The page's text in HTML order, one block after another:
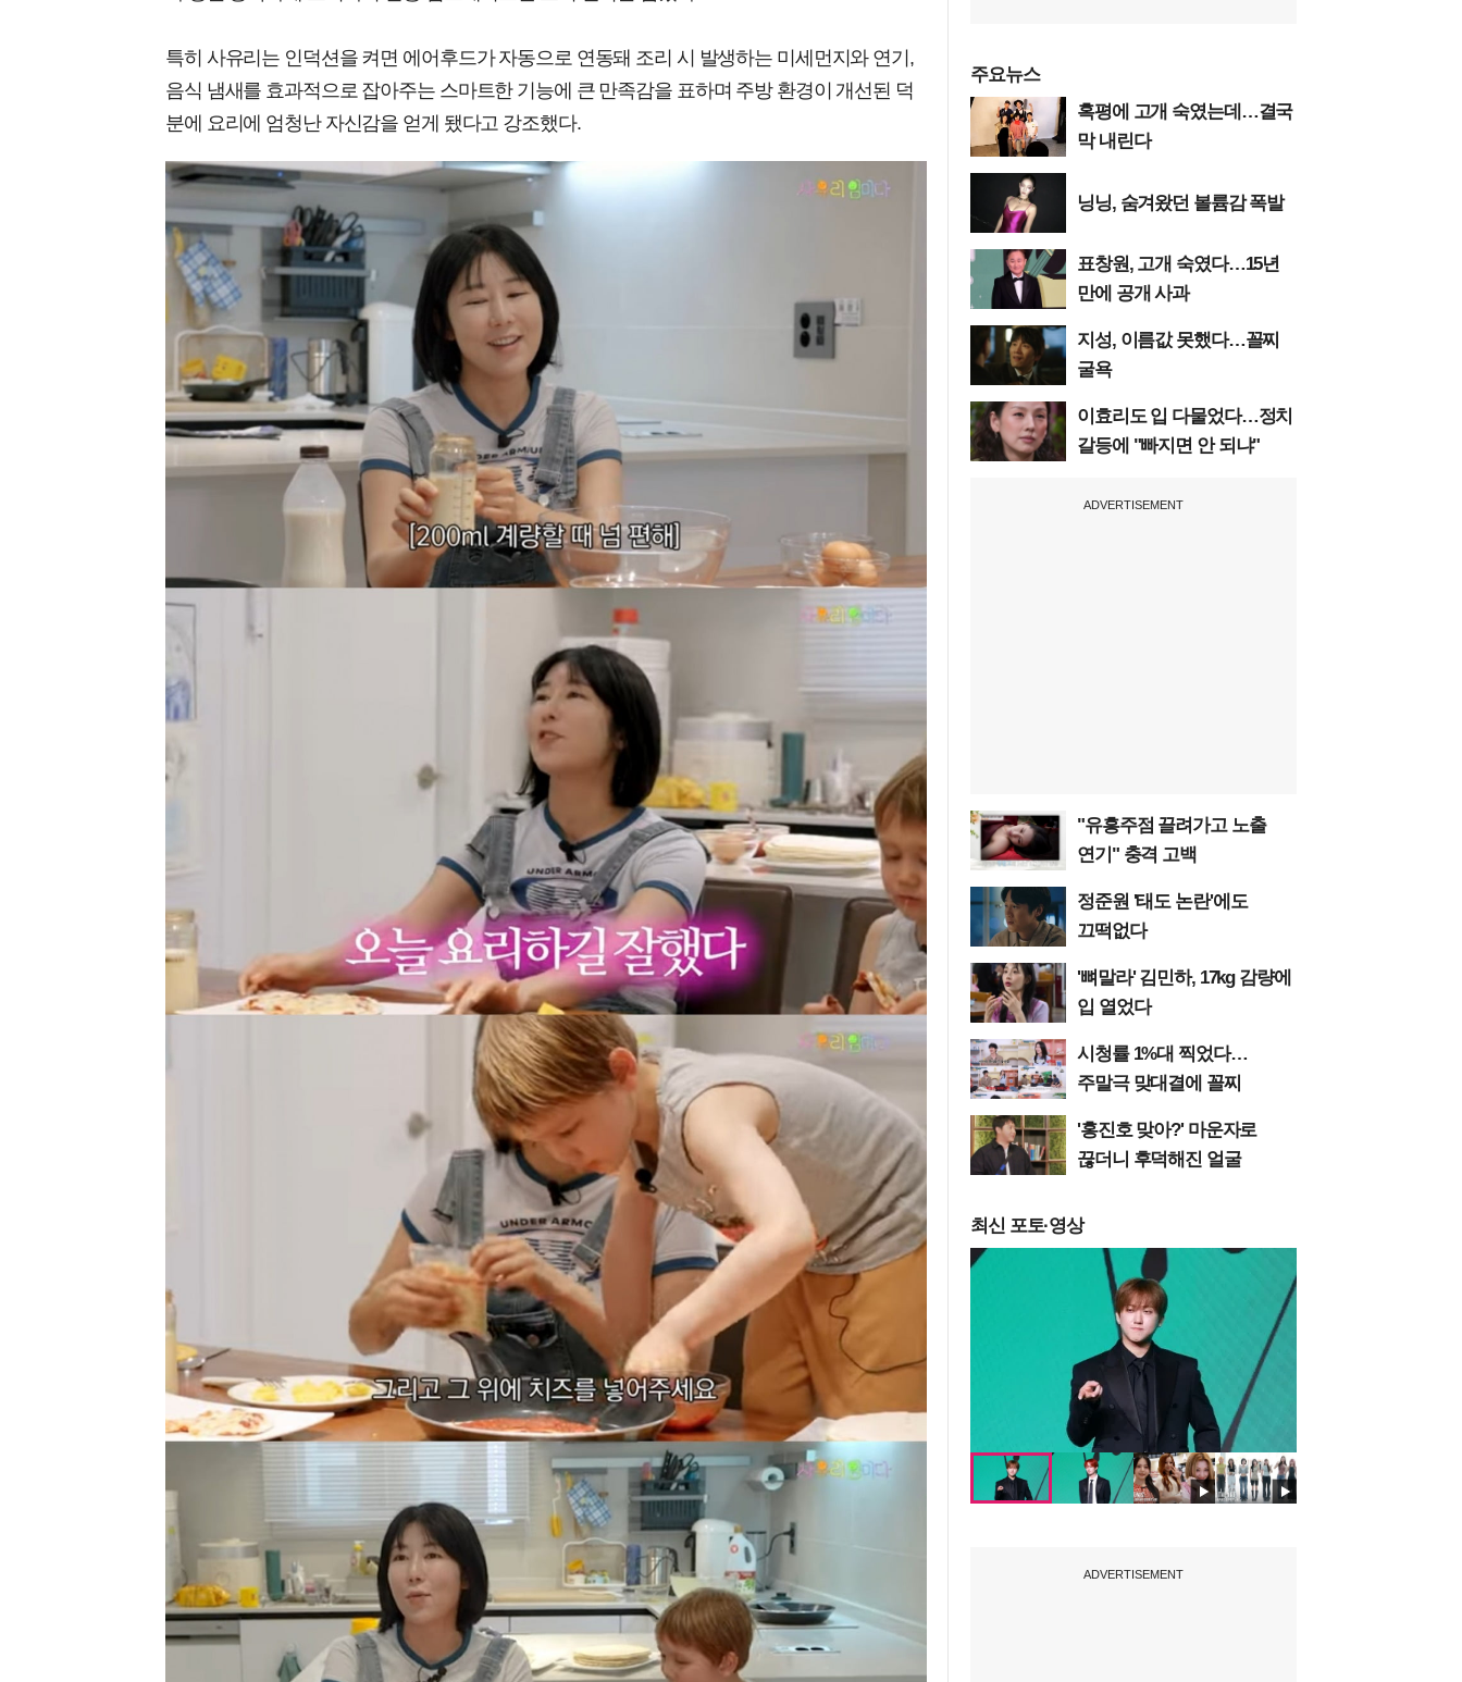
특히 사유리는 인덕션을 켜면 에어후드가 자동으로 연동돼 조리 시 발생하는 미세먼지와 연기,
음식 냄새를 효과적으로 잡아주는 스마트한 기능에 큰 만족감을 표하며 주방 환경이 개선된 덕
분에 요리에 엄청난 자신감을 얻게 됐다고 강조했다.
주요뉴스
혹평에 고개 숙였는데…결국
막 내린다
닝닝, 숨겨왔던 볼륨감 폭발
표창원, 고개 숙였다…15년
만에 공개 사과
지성, 이름값 못했다…꼴찌
굴욕
이효리도 입 다물었다…정치
갈등에 "빠지면 안 되냐"
ADVERTISEMENT
"유흥주점 끌려가고 노출
연기" 충격 고백
정준원 '태도 논란'에도
끄떡없다
'뼈말라' 김민하, 17kg 감량에
입 열었다
시청률 1%대 찍었다…
주말극 맞대결에 꼴찌
'홍진호 맞아?' 마운자로
끊더니 후덕해진 얼굴
최신 포토·영상
ADVERTISEMENT